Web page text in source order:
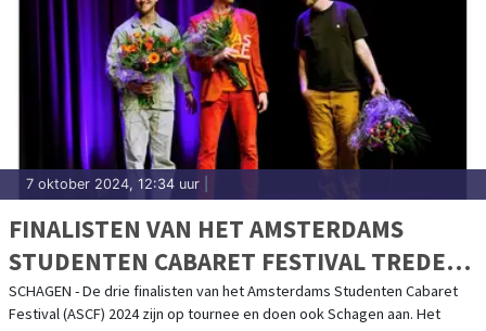
7 oktober 2024, 12:34 uur
FINALISTEN VAN HET AMSTERDAMS
STUDENTEN CABARET FESTIVAL TREDEN
AAN IN SCAGON DE LUXE
SCHAGEN - De drie finalisten van het Amsterdams Studenten Cabaret
Festival (ASCF) 2024 zijn op tournee en doen ook Schagen aan. Het